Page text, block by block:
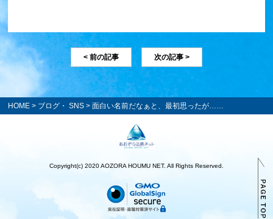
< 前の記事 次の記事 >
HOME > ブログ・ SNS > 面白い名前だなぁと、最初思ったが……
Copyright(c) 2020 AOZORA HOUMU NET. All Rights Reserved.